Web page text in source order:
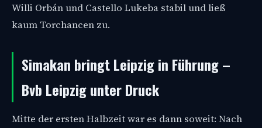
Willi Orbán und Castello Lukeba stabil und ließ
kaum Torchancen zu.
Simakan bringt Leipzig in Führung –
Bvb Leipzig unter Druck
Mitte der ersten Halbzeit war es dann soweit: Nach